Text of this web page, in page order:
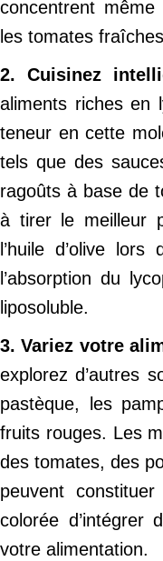
concentrent
les tomates
2. Cuisinez
aliments riches en
teneur en cette
tels que des
ragoûts à base de
à tirer le meilleur
l’huile d’olive
l’absorption du
liposoluble.
3. Variez votre
explorez d’autres
pastèque, les
fruits rouges. Les
des tomates, des
peuvent
colorée d’intégrer
votre alimentation.